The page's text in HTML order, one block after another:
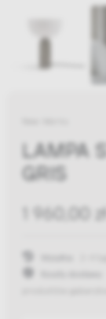
LAMPA
GRIS
1 960,00 zł